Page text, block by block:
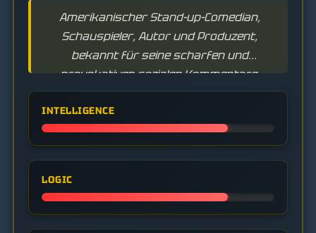
Amerikanischer Stand-up-Comedian,
Schauspieler, Autor und Produzent,
bekannt für seine scharfen und
provokativen sozialen Kommentare.
INTELLIGENCE
LOGIC